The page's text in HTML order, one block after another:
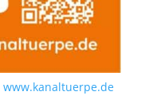
www.kanaltuerpe.de